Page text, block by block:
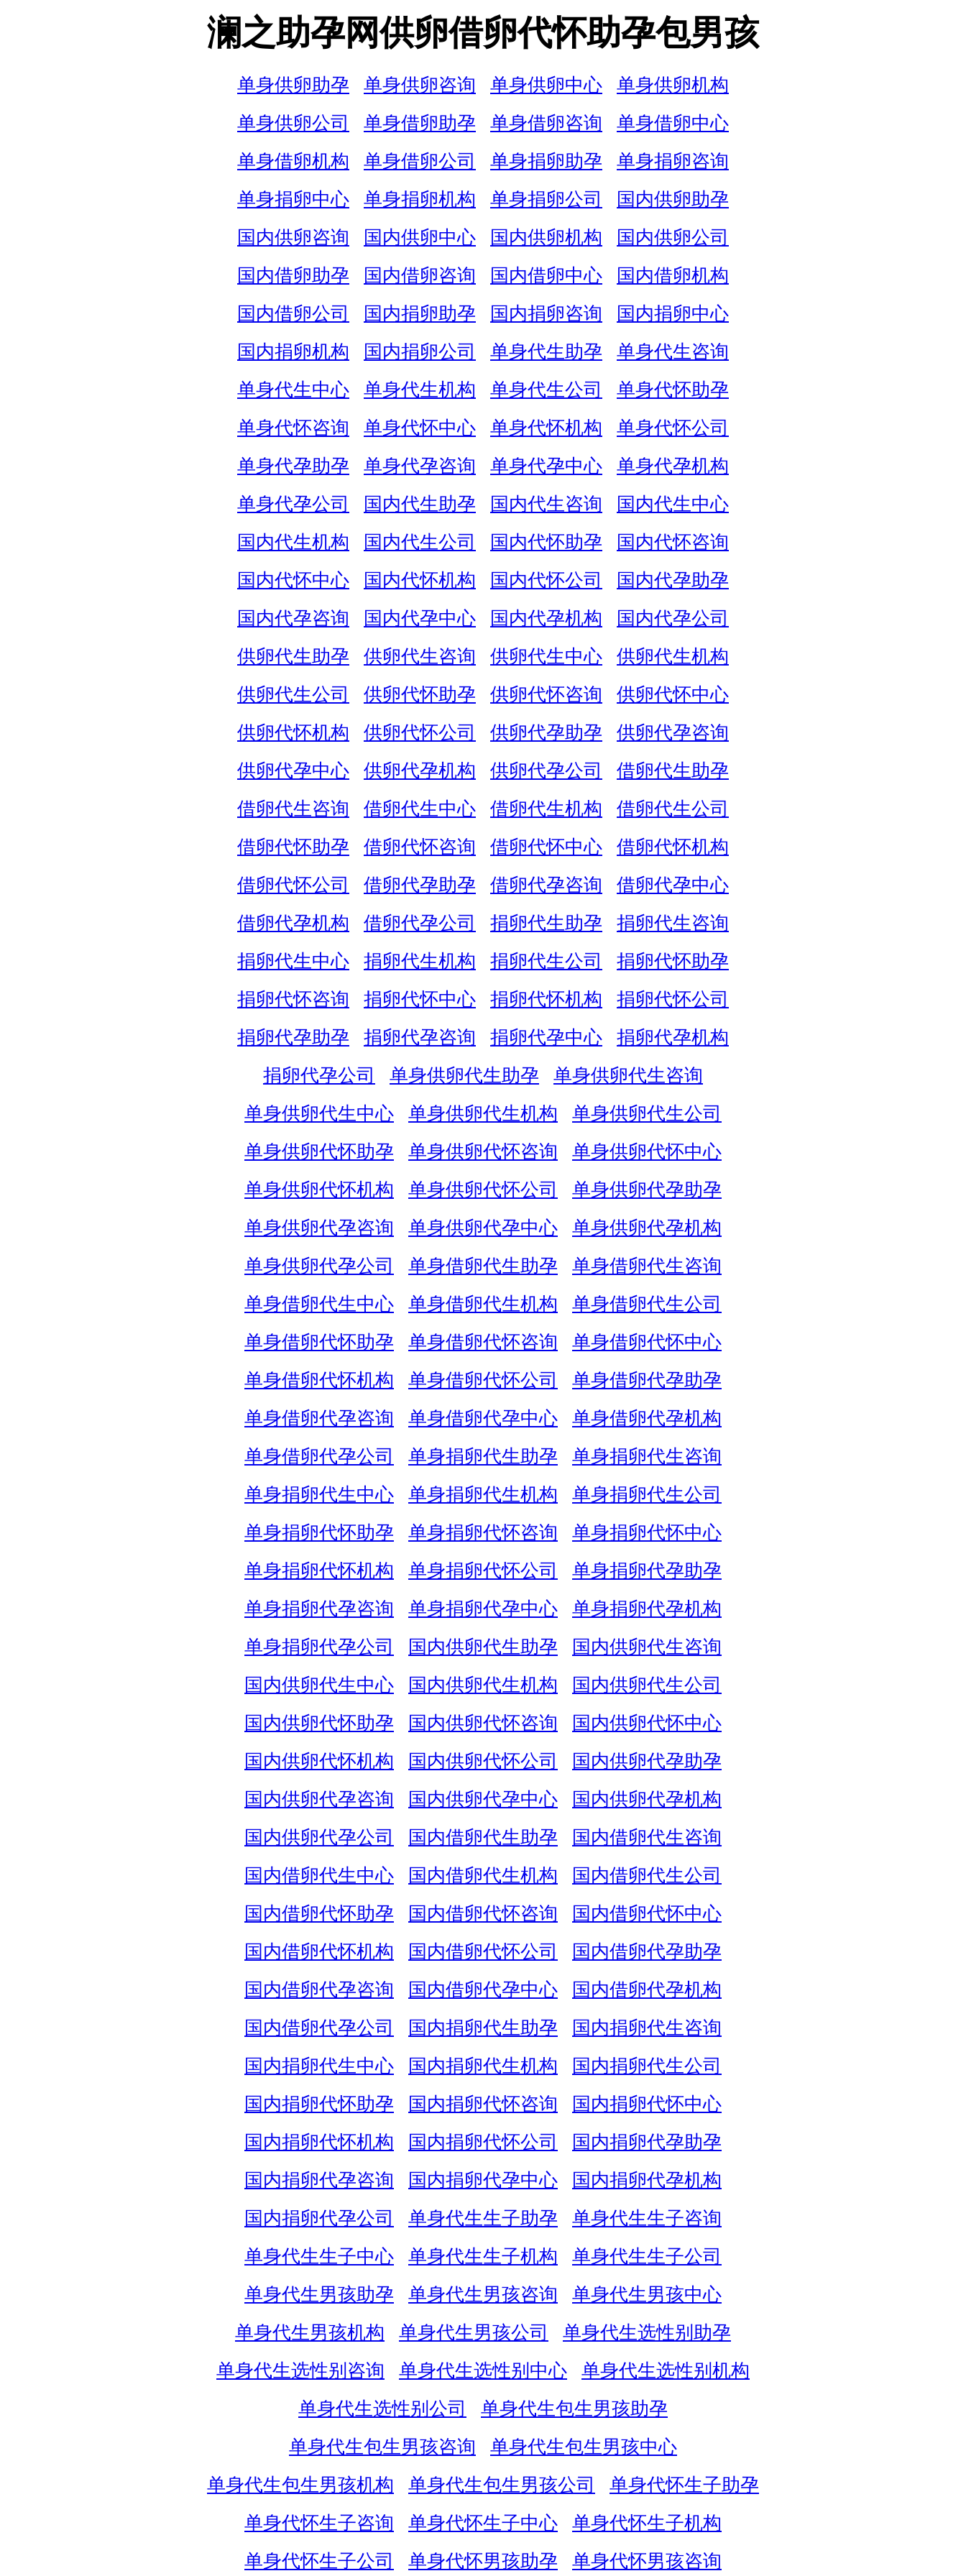
澜之助孕网供卵借卵代怀助孕包男孩
单身供卵助孕 单身供卵咨询 单身供卵中心
单身供卵机构
单身供卵公司
单身借卵助孕 单身借卵咨询
单身借卵中心
单身借卵机构
单身借卵公司 单身捐卵助孕
单身捐卵咨询
单身捐卵中心
单身捐卵机构 单身捐卵公司
国内供卵助孕
国内供卵咨询
国内供卵中心 国内供卵机构
国内供卵公司
国内借卵助孕
国内借卵咨询 国内借卵中心
国内借卵机构
国内借卵公司
国内捐卵助孕 国内捐卵咨询
国内捐卵中心
国内捐卵机构
国内捐卵公司 单身代生助孕
单身代生咨询
单身代生中心
单身代生机构 单身代生公司
单身代怀助孕
单身代怀咨询
单身代怀中心 单身代怀机构
单身代怀公司
单身代孕助孕
单身代孕咨询 单身代孕中心
单身代孕机构
单身代孕公司
国内代生助孕 国内代生咨询
国内代生中心
国内代生机构
国内代生公司 国内代怀助孕
国内代怀咨询
国内代怀中心
国内代怀机构 国内代怀公司
国内代孕助孕
国内代孕咨询
国内代孕中心 国内代孕机构
国内代孕公司
供卵代生助孕
供卵代生咨询 供卵代生中心
供卵代生机构
供卵代生公司
供卵代怀助孕 供卵代怀咨询
供卵代怀中心
供卵代怀机构
供卵代怀公司 供卵代孕助孕
供卵代孕咨询
供卵代孕中心
供卵代孕机构 供卵代孕公司
借卵代生助孕
借卵代生咨询
借卵代生中心 借卵代生机构
借卵代生公司
借卵代怀助孕
借卵代怀咨询 借卵代怀中心
借卵代怀机构
借卵代怀公司
借卵代孕助孕 借卵代孕咨询
借卵代孕中心
借卵代孕机构
借卵代孕公司 捐卵代生助孕
捐卵代生咨询
捐卵代生中心
捐卵代生机构 捐卵代生公司
捐卵代怀助孕
捐卵代怀咨询
捐卵代怀中心 捐卵代怀机构
捐卵代怀公司
捐卵代孕助孕
捐卵代孕咨询 捐卵代孕中心
捐卵代孕机构
捐卵代孕公司
单身供卵代生助孕
单身供卵代生咨询
单身供卵代生中心
单身供卵代生机构
单身供卵代生公司
单身供卵代怀助孕
单身供卵代怀咨询
单身供卵代怀中心
单身供卵代怀机构
单身供卵代怀公司
单身供卵代孕助孕
单身供卵代孕咨询
单身供卵代孕中心
单身供卵代孕机构
单身供卵代孕公司
单身借卵代生助孕
单身借卵代生咨询
单身借卵代生中心
单身借卵代生机构
单身借卵代生公司
单身借卵代怀助孕
单身借卵代怀咨询
单身借卵代怀中心
单身借卵代怀机构
单身借卵代怀公司
单身借卵代孕助孕
单身借卵代孕咨询
单身借卵代孕中心
单身借卵代孕机构
单身借卵代孕公司
单身捐卵代生助孕
单身捐卵代生咨询
单身捐卵代生中心
单身捐卵代生机构
单身捐卵代生公司
单身捐卵代怀助孕
单身捐卵代怀咨询
单身捐卵代怀中心
单身捐卵代怀机构
单身捐卵代怀公司
单身捐卵代孕助孕
单身捐卵代孕咨询
单身捐卵代孕中心
单身捐卵代孕机构
单身捐卵代孕公司
国内供卵代生助孕
国内供卵代生咨询
国内供卵代生中心
国内供卵代生机构
国内供卵代生公司
国内供卵代怀助孕
国内供卵代怀咨询
国内供卵代怀中心
国内供卵代怀机构
国内供卵代怀公司
国内供卵代孕助孕
国内供卵代孕咨询
国内供卵代孕中心
国内供卵代孕机构
国内供卵代孕公司
国内借卵代生助孕
国内借卵代生咨询
国内借卵代生中心
国内借卵代生机构
国内借卵代生公司
国内借卵代怀助孕
国内借卵代怀咨询
国内借卵代怀中心
国内借卵代怀机构
国内借卵代怀公司
国内借卵代孕助孕
国内借卵代孕咨询
国内借卵代孕中心
国内借卵代孕机构
国内借卵代孕公司
国内捐卵代生助孕
国内捐卵代生咨询
国内捐卵代生中心
国内捐卵代生机构
国内捐卵代生公司
国内捐卵代怀助孕
国内捐卵代怀咨询
国内捐卵代怀中心
国内捐卵代怀机构
国内捐卵代怀公司
国内捐卵代孕助孕
国内捐卵代孕咨询
国内捐卵代孕中心
国内捐卵代孕机构
国内捐卵代孕公司
单身代生生子助孕
单身代生生子咨询
单身代生生子中心
单身代生生子机构
单身代生生子公司
单身代生男孩助孕
单身代生男孩咨询
单身代生男孩中心
单身代生男孩机构
单身代生男孩公司
单身代生选性别助孕
单身代生选性别咨询
单身代生选性别中心
单身代生选性别机构
单身代生选性别公司
单身代生包生男孩助孕
单身代生包生男孩咨询
单身代生包生男孩中心
单身代生包生男孩机构
单身代生包生男孩公司
单身代怀生子助孕
单身代怀生子咨询
单身代怀生子中心
单身代怀生子机构
单身代怀生子公司
单身代怀男孩助孕 单身代怀男孩咨询